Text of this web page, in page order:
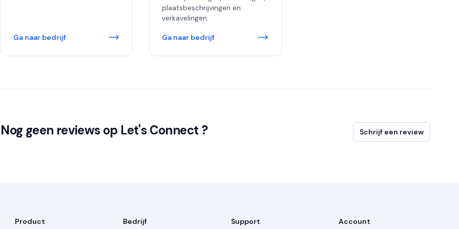
Ga naar bedrijf
plaatsbeschrijvingen en
verkavelingen.
Ga naar bedrijf
Nog geen reviews op Let's Connect ? Schrijf een review
Product Bedrijf Support Account